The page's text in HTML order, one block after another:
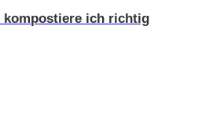
kompostiere ich richtig